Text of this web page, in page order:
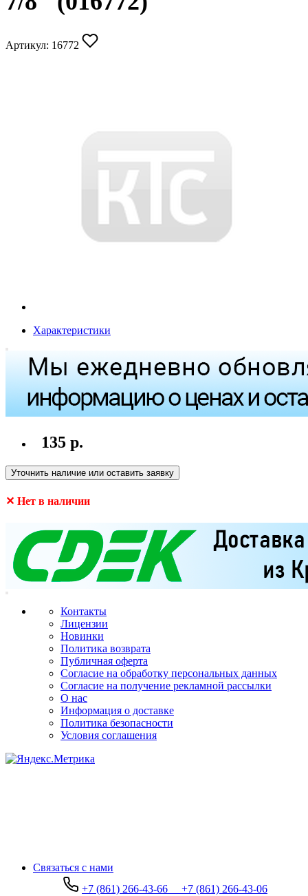
Артикул: 16772
Характеристики
135 р.
Уточнить наличие или оставить заявку
✕ Нет в наличии
Контакты
Лицензии
Новинки
Политика возврата
Публичная оферта
Согласие на обработку персональных данных
Согласие на получение рекламной рассылки
О нас
Информация о доставке
Политика безопасности
Условия соглашения
Связаться с нами
+7 (861) 266-43-66
+7 (861) 266-43-06